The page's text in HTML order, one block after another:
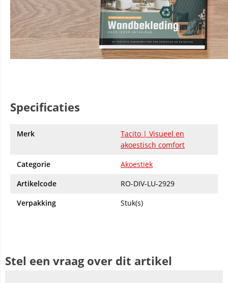
Specificaties
Merk
Tacito | Visueel en
akoestisch comfort
Categorie
Akoestiek
Artikelcode
RO-DIV-LU-2929
Verpakking
Stuk(s)
Stel een vraag over dit artikel